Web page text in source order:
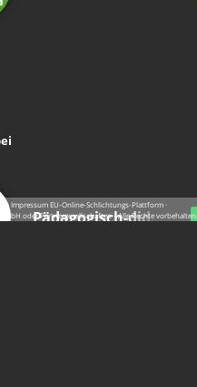
Pädagogisch-did…
·Impressum EU-Online-Schlichtungs-Plattform·
oder Partnergesellschaften - Alle Rechte vorbehalten.